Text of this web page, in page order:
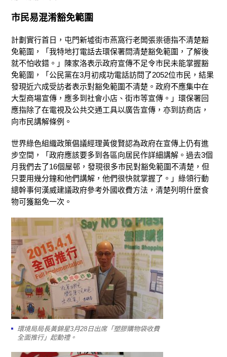
市民易混淆豁免範圍
計劃實行首日，屯門新墟街市燕窩行老闆張祟德指不清楚豁
免範圍，「我特地打電話去環保署問清楚豁免範圍，了解後
就不怕收錯。」陳家洛表示政府宣傳不足令市民未能掌握豁
免範圍，「公民黨在3月初成功電話訪問了2052位市民，結果
發現近六成受訪者表示對豁免範圍不清楚。政府不應集中在
大型商場宣傳，應多到社會小店、街市等宣傳。」環保署回
應指除了在電視及公共交通工具以廣告宣傳，亦到訪商店，
向市民講解條例。
世界綠色組織政策倡議經理黃俊賢認為政府在宣傳上仍有進
步空間，「政府應該要多到各區向居民作詳細講解。過去3個
月我們去了16個屋邨，發現很多市民對豁免範圍不清楚，但
只要用幾分鐘和他們講解，他們很快就掌握了。」綠領行動
總幹事何漢威建議政府參考外國收費方法，清楚列明什麼食
物可獲豁免一次。
環境局局長黃錦星3月28日出席「塑膠購物袋收費
全面推行」起動禮。